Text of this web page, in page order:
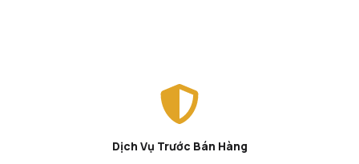
Dịch Vụ Trước Bán Hàng